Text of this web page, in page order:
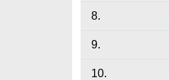
8.
9.
10.